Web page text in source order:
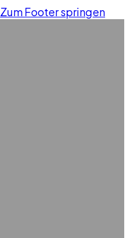
Zum Footer springen